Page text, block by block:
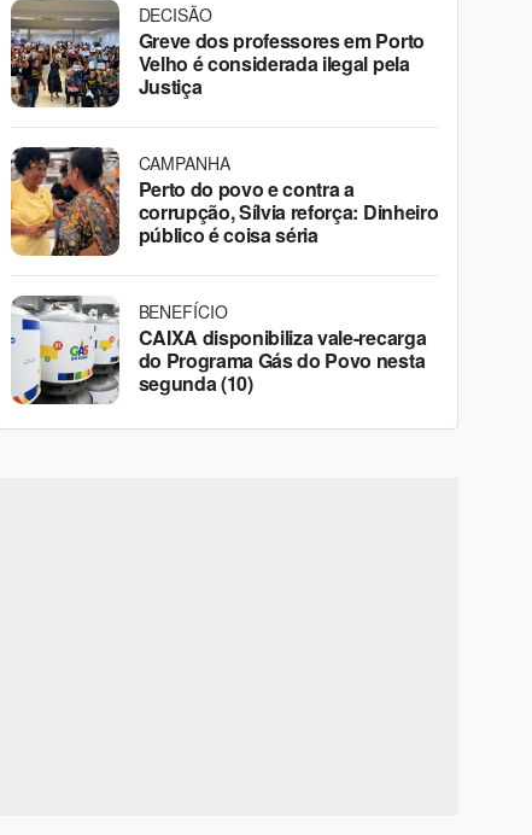
DECISÃO
Greve dos professores em Porto
Velho é considerada ilegal pela
Justiça
CAMPANHA
Perto do povo e contra a
corrupção, Sílvia reforça: Dinheiro
público é coisa séria
BENEFÍCIO
CAIXA disponibiliza vale-recarga
do Programa Gás do Povo nesta
segunda (10)